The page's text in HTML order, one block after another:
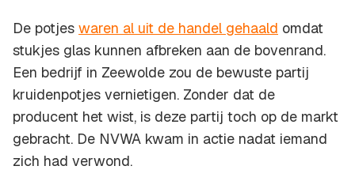
De potjes waren al uit de handel gehaald omdat
stukjes glas kunnen afbreken aan de bovenrand.
Een bedrijf in Zeewolde zou de bewuste partij
kruidenpotjes vernietigen. Zonder dat de
producent het wist, is deze partij toch op de markt
gebracht. De NVWA kwam in actie nadat iemand
zich had verwond.